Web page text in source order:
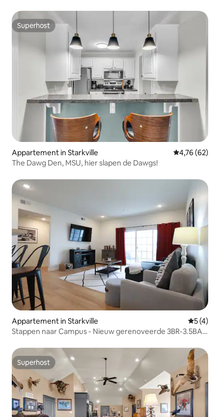
Superhost
Superhost
Appartement in Starkville Gemiddelde
4,76 (62)
The Dawg Den, MSU, hier slapen de Dawgs!
Appartement in Starkville
5 (4)
Stappen naar Campus - Nieuw gerenoveerde 3BR-3.5BA
Superhost
Superhost